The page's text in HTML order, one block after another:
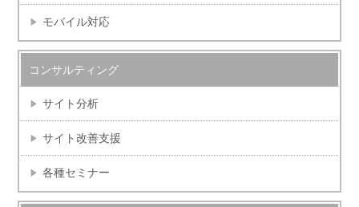
モバイル対応
コンサルティング
サイト分析
サイト改善支援
各種セミナー